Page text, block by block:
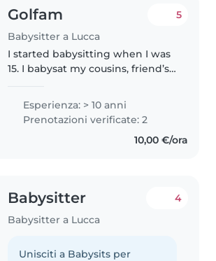
Golfam
Babysitter a Lucca
5
I started babysitting when I was
15. I babysat my cousins, friend’s
children. At the moment I’m a
primary school teacher. In my
free time I would like to..
Esperienza: > 10 anni
Prenotazioni verificate: 2
10,00 €/ora
Babysitter
Babysitter a Lucca
4
Unisciti a Babysits per